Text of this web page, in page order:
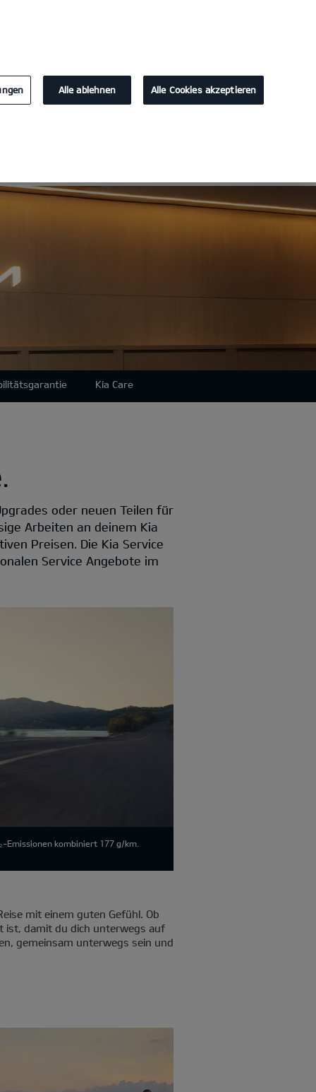
Kia Care
oder neuen Teilen für
Arbeiten an deinem Kia
Preisen. Die Kia Service
Service Angebote im
Emissionen kombiniert 177 g/km.
mit einem guten Gefühl. Ob
ist, damit du dich unterwegs auf
gemeinsam unterwegs sein und
Alle ablehnen Alle Cookies akzeptieren